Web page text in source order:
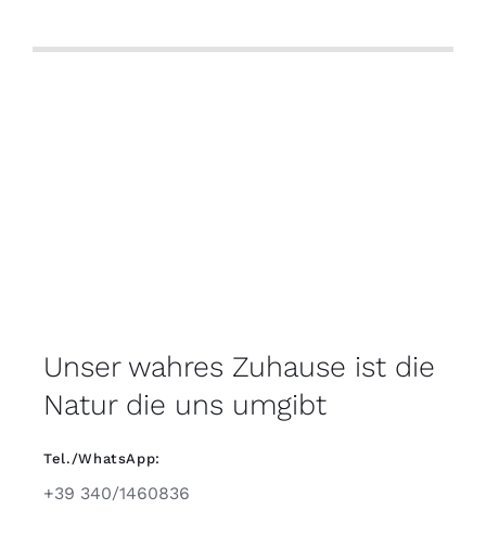
Unser wahres Zuhause ist die
Natur die uns umgibt
Tel./WhatsApp:
+39 340/1460836